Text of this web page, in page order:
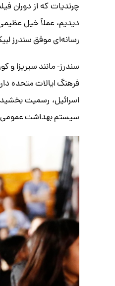
چرندیات که از دوران
دیدیم، عملاً خیل
رسانه‌ای موفق سندرز
سندرز- مانند سیریزا
فرهنگ ایالات متحده
سیستم بهداشت